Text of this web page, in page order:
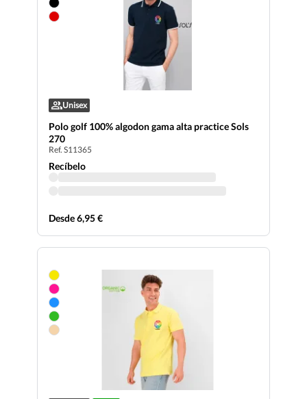
Unisex
Polo golf 100% algodon gama alta practice Sols
270
Ref. S11365
Recíbelo
Desde 6,95 €